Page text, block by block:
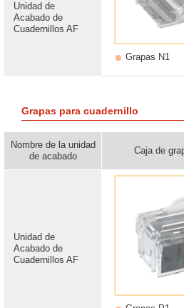
Unidad de
Acabado de
Cuadernillos AF
Grapas N1
Grapas para cuadernillo
Nombre de la unidad
de acabado
Caja de
Unidad de
Acabado de
Cuadernillos AF